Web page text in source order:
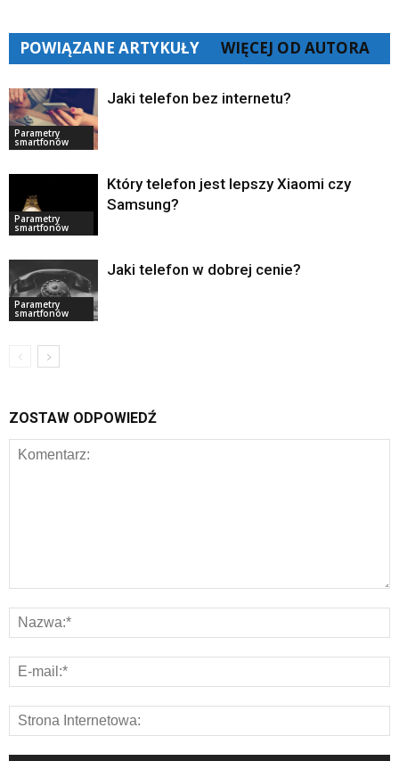
POWIĄZANE ARTYKUŁY WIĘCEJ OD AUTORA
Parametry
smartfonów
Jaki telefon bez internetu?
Parametry
smartfonów
Który telefon jest lepszy Xiaomi czy
Samsung?
Parametry
smartfonów
Jaki telefon w dobrej cenie?
ZOSTAW ODPOWIEDŹ